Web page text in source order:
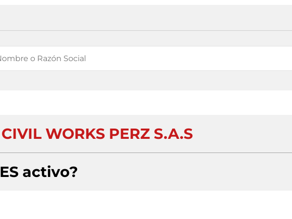
CIVIL WORKS PERZ S.A.S
activo?